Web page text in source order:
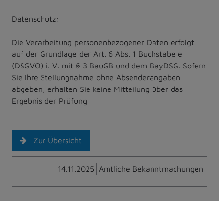
Datenschutz:
Die Verarbeitung personenbezogener Daten erfolgt
auf der Grundlage der Art. 6 Abs. 1 Buchstabe e
(DSGVO) i. V. mit § 3 BauGB und dem BayDSG. Sofern
Sie Ihre Stellungnahme ohne Absenderangaben
abgeben, erhalten Sie keine Mitteilung über das
Ergebnis der Prüfung.
Zur Übersicht
14.11.2025 Amtliche Bekanntmachungen